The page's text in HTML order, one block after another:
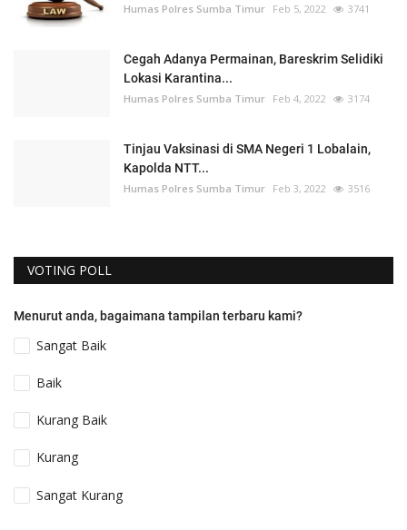
Humas Polres Sumba Timur Feb 5, 2022 3741
Cegah Adanya Permainan, Bareskrim Selidiki
Lokasi Karantina...
Humas Polres Sumba Timur Feb 4, 2022 3174
Tinjau Vaksinasi di SMA Negeri 1 Lobalain,
Kapolda NTT...
Humas Polres Sumba Timur Feb 3, 2022 3516
VOTING POLL
Menurut anda, bagaimana tampilan terbaru kami?
Sangat Baik
Baik
Kurang Baik
Kurang
Sangat Kurang